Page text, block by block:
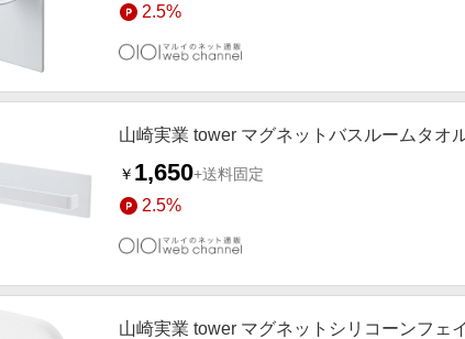
2.5%
山崎実業 tower マグネットバスルームタオ
￥ 1,650+送料固定
2.5%
山崎実業 tower マグネットシリコーンフェ